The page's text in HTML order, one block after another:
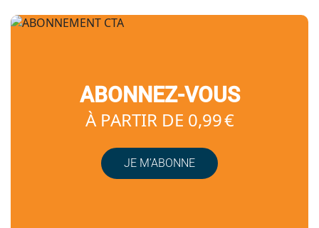
ABONNEZ-VOUS
À PARTIR DE 0,99 €
JE M’ABONNE